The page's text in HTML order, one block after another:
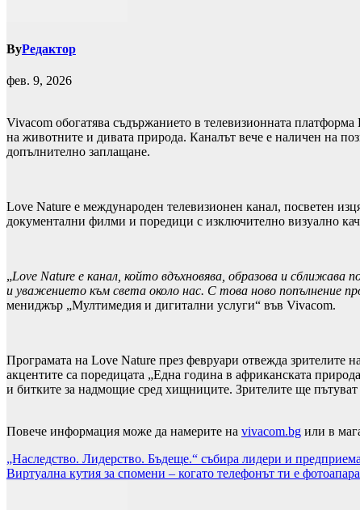
ByРедактор
фев. 9, 2026
Vivacom обогатява съдържанието в телевизионната
на животните и дивата природа. Каналът вече е наличен на
допълнително заплащане.
Love Nature е международен телевизионен канал, посветен
документални филми и поредици с изключително визуално
„Love Nature е канал, който вдъхновява, образова и
и уважението към света около нас. С това ново попълнение
мениджър „Мултимедия и дигитални услуги“ във Vivacom.
Програмата на Love Nature през февруари отвежда
акцентите са поредицата „Една година в африканската
и битките за надмощие сред хищниците. Зрителите ще
Повече информация може да намерите на vivacom.bg или в
Навигация
„Наследство. Лидерство. Бъдеще.“ събира лидери и
Виртуална кутия за спомени – когато телефонът ти е